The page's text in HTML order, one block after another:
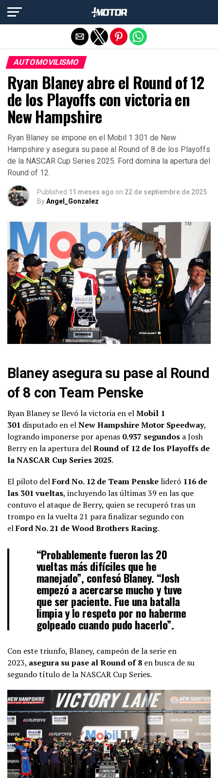
AUTOMOVILISMO
Ryan Blaney abre el Round of 12
de los Playoffs con victoria en
New Hampshire
Ryan Blaney se impone en el Mobil 1 301 de New
Hampshire y asegura su pase al Round of 8 de los Playoffs
de la NASCAR Cup Series 2025. Ford domina la apertura del
Round of 12.
Published 11 meses ago on 22 de septiembre de 2025
ByAngel_Gonzalez
Blaney asegura su pase al Round
of 8 con Team Penske
Ryan Blaney se llevó la victoria en elMobil 1
301 disputado en elNew Hampshire Motor Speedway,
logrando imponerse por apenas 0.937 segundos a Josh
Berry en la apertura delRound of 12 de los Playoffs de
la NASCAR Cup Series 2025.
El piloto delFord No. 12 de Team Penskelideró 116 de
las 301 vueltas, incluyendo las últimas 39 en las que
contuvo el ataque de Berry, quien se recuperó tras un
trompo en la vuelta 21 para finalizar segundo con
elFord No. 21 de Wood Brothers Racing.
“Probablemente fueron las 20
vueltas más difíciles que he
manejado”, confesó Blaney. “Josh
empezó a acercarse mucho y tuve
que ser paciente. Fue una batalla
limpia y lo respeto por no haberme
golpeado cuando pudo hacerlo”.
Con este triunfo, Blaney, campeón de la serie en
2023, asegura su pase al Round of 8 en busca de su
segundo título de la NASCAR Cup Series.
Salir de la versión móvil